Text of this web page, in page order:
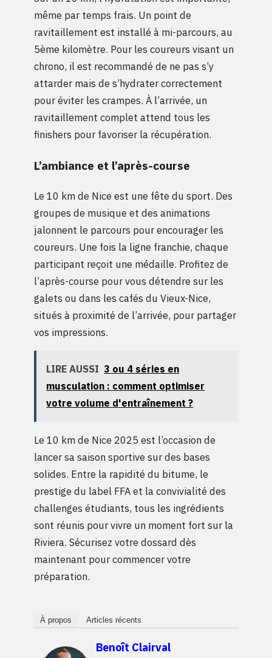
même par temps frais. Un point de
ravitaillement est installé à mi-parcours, au
5ème kilomètre. Pour les coureurs visant un
chrono, il est recommandé de ne pas s’y
attarder mais de s’hydrater correctement
pour éviter les crampes. À l’arrivée, un
ravitaillement complet attend tous les
finishers pour favoriser la récupération.
L’ambiance et l’après-course
Le 10 km de Nice est une fête du sport. Des
groupes de musique et des animations
jalonnent le parcours pour encourager les
coureurs. Une fois la ligne franchie, chaque
participant reçoit une médaille. Profitez de
l’après-course pour vous détendre sur les
galets ou dans les cafés du Vieux-Nice,
situés à proximité de l’arrivée, pour partager
vos impressions.
LIRE AUSSI 3 ou 4 séries en
musculation : comment optimiser
votre volume d'entraînement ?
Le 10 km de Nice 2025 est l’occasion de
lancer sa saison sportive sur des bases
solides. Entre la rapidité du bitume, le
prestige du label FFA et la convivialité des
challenges étudiants, tous les ingrédients
sont réunis pour vivre un moment fort sur la
Riviera. Sécurisez votre dossard dès
maintenant pour commencer votre
préparation.
À propos Articles récents
Benoît Clairval